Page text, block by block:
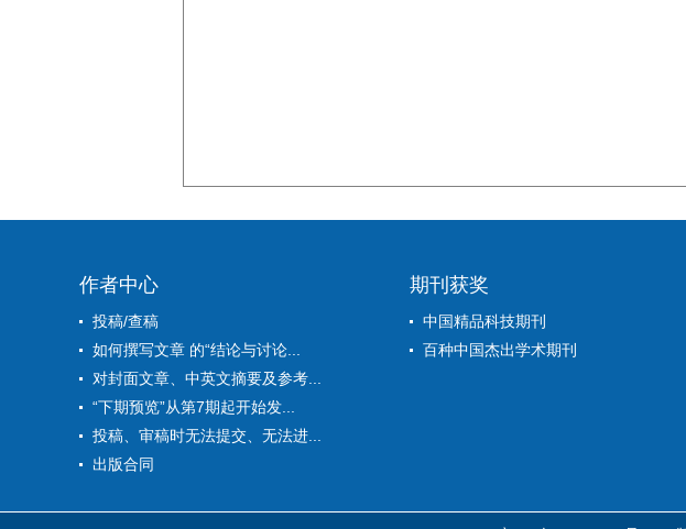
作者中心
投稿/查稿
如何撰写文章 的“结论与讨论...
对封面文章、中英文摘要及参考...
“下期预览”从第7期起开始发...
投稿、审稿时无法提交、无法进...
出版合同
期刊获奖
中国精品科技期刊
百种中国杰出学术期刊